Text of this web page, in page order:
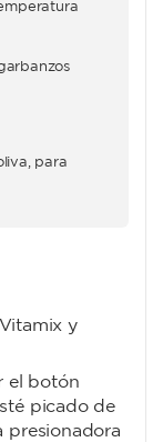
para
y
el botón
picado de
presionadora